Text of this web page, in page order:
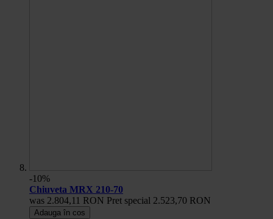
-10%
Chiuveta MRX 210-70
was 2.804,11 RON Pret special 2.523,70 RON
Adauga în cos